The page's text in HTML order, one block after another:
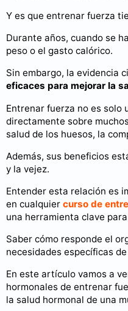
Y es que entrenar fuerza
Durante años, cuando se
peso o el gasto calórico.
Sin embargo, la evidencia
eficaces para mejorar la
Entrenar fuerza no es solo
directamente sobre
salud de los huesos, la
Además, sus beneficios
y la vejez.
Entender esta relación es
en cualquier curso de
una herramienta clave
Saber cómo responde el
necesidades específicas
En este artículo vamos a
hormonales de entrenar
la salud hormonal de una